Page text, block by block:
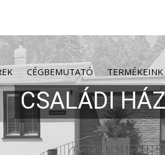
CÉGBEMUTATÓ TERMÉKEINK